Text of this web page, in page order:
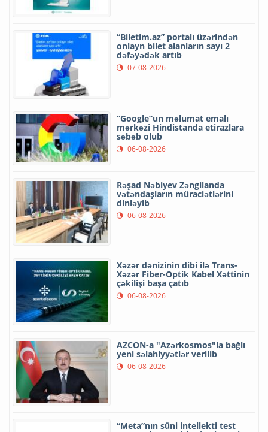
“Biletim.az” portalı üzərindən
onlayn bilet alanların sayı 2
dəfəyədək artıb
07-08-2026
“Google”un məlumat emalı
mərkəzi Hindistanda etirazlara
səbəb olub
06-08-2026
Rəşad Nəbiyev Zəngilanda
vətəndaşların müraciətlərini
dinləyib
06-08-2026
Xəzər dənizinin dibi ilə Trans-
Xəzər Fiber-Optik Kabel Xəttinin
çəkilişi başa çatıb
06-08-2026
AZCON-a "Azərkosmos"la bağlı
yeni səlahiyyətlər verilib
06-08-2026
“Meta”nın süni intellekti test